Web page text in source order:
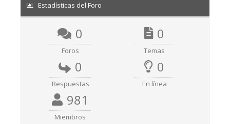
Estadísticas del Foro
0
Foros
0
Temas
0
Respuestas
0
En línea
981
Miembros